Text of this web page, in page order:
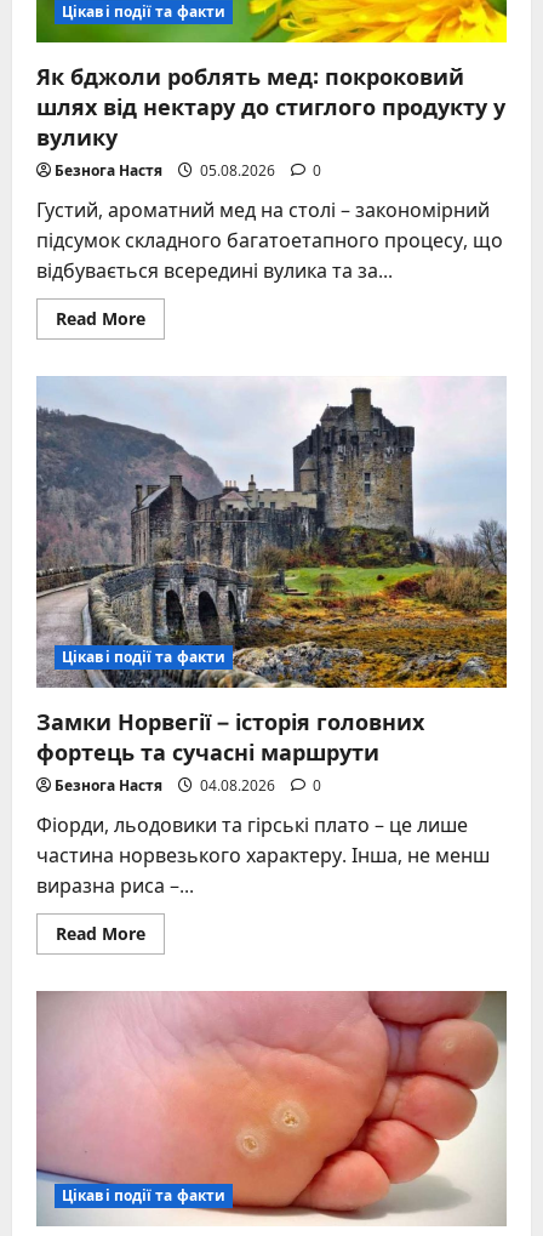
Цікаві події та факти
Як бджоли роблять мед: покроковий
шлях від нектару до стиглого продукту у
вулику
Безнога Настя 05.08.2026 0
Густий, ароматний мед на столі – закономірний
підсумок складного багатоетапного процесу, що
відбувається всередині вулика та за...
Read MoreRead
more
бджоли
покроковий
шлях
від
нектару
до
стиглого
продукту
у
вулику
Цікаві події та факти
Замки Норвегії – історія головних
фортець та сучасні маршрути
Безнога Настя 04.08.2026 0
Фіорди, льодовики та гірські плато – це лише
частина норвезького характеру. Інша, не менш
виразна риса –...
Read MoreRead
more
головних
Цікаві події та факти